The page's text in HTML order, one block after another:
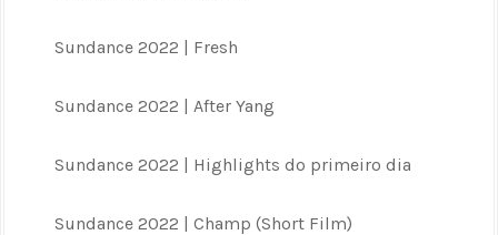
Sundance 2022 | Fresh
Sundance 2022 | After Yang
Sundance 2022 | Highlights do primeiro dia
Sundance 2022 | Champ (Short Film)